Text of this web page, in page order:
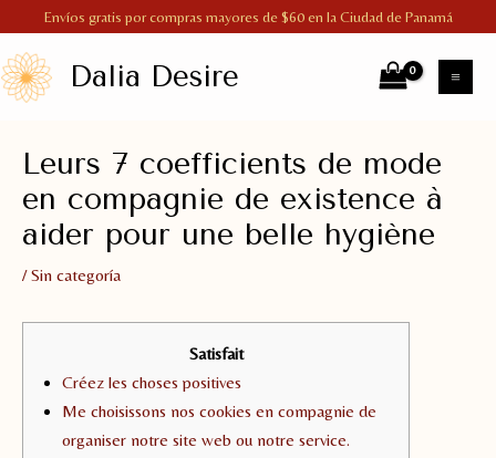
contenido
Envíos gratis por compras mayores de $60 en la Ciudad de Panamá
Dalia Desire
Leurs 7 coefficients de mode
en compagnie de existence à
aider pour une belle hygiène
/Sin categoría
Satisfait
Créez les choses positives
Me choisissons nos cookies en compagnie de
organiser notre site web ou notre service.